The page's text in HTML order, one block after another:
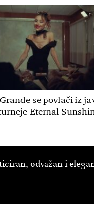
se povlači iz
Eternal
odvažan i